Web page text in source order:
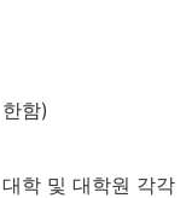
함)
학 및 대학원 각각